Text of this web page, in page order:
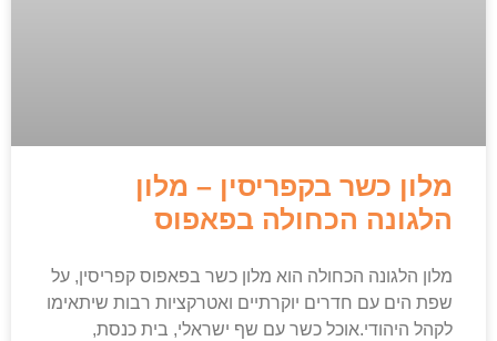
מלון כשר בקפריסין – מלון
הלגונה הכחולה בפאפוס
מלון הלגונה הכחולה הוא מלון כשר בפאפוס קפריסין, על
שפת הים עם חדרים יוקרתיים ואטרקציות רבות שיתאימו
לקהל היהודי.אוכל כשר עם שף ישראלי, בית כנסת,